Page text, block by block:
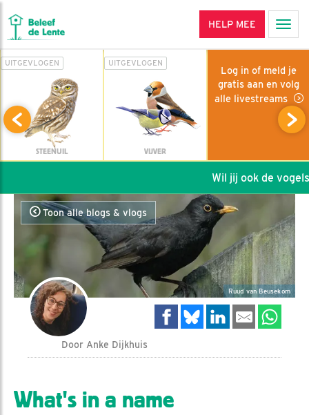
HELP MEE
UITGEVLOGEN
STEENUIL
UITGEVLOGEN
VIJVER
Log in of meld je
gratis aan en volg
alle livestreams
Wil jij ook de
Toon alle blogs & vlogs
Ruud van Beusekom
Door Anke Dijkhuis
What's in a name